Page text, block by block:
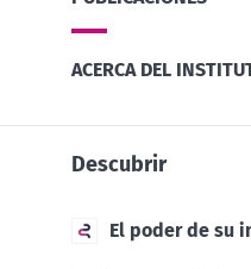
ACERCA DEL
Descubrir
El poder de su